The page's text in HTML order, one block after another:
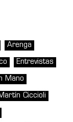
Arenga
Entrevistas
Mano
Ciccioli